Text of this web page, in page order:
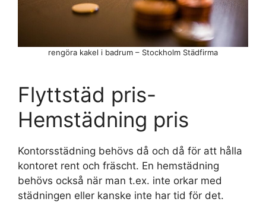
rengöra kakel i badrum – Stockholm Städfirma
Flyttstäd pris-
Hemstädning pris
Kontorsstädning behövs då och då för att hålla
kontoret rent och fräscht. En hemstädning
behövs också när man t.ex. inte orkar med
städningen eller kanske inte har tid för det.